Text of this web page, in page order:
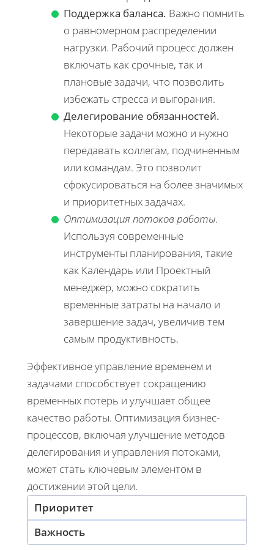
Поддержка баланса. Важно помнить
о равномерном распределении
нагрузки. Рабочий процесс должен
включать как срочные, так и
плановые задачи, что позволить
избежать стресса и выгорания.
Делегирование обязанностей.
Некоторые задачи можно и нужно
передавать коллегам, подчиненным
или командам. Это позволит
сфокусироваться на более значимых
и приоритетных задачах.
Оптимизация потоков работы.
Используя современные
инструменты планирования, такие
как Календарь или Проектный
менеджер, можно сократить
временные затраты на начало и
завершение задач, увеличив тем
самым продуктивность.
Эффективное управление временем и
задачами способствует сокращению
временных потерь и улучшает общее
качество работы. Оптимизация бизнес-
процессов, включая улучшение методов
делегирования и управления потоками,
может стать ключевым элементом в
достижении этой цели.
Приоритет
Важность